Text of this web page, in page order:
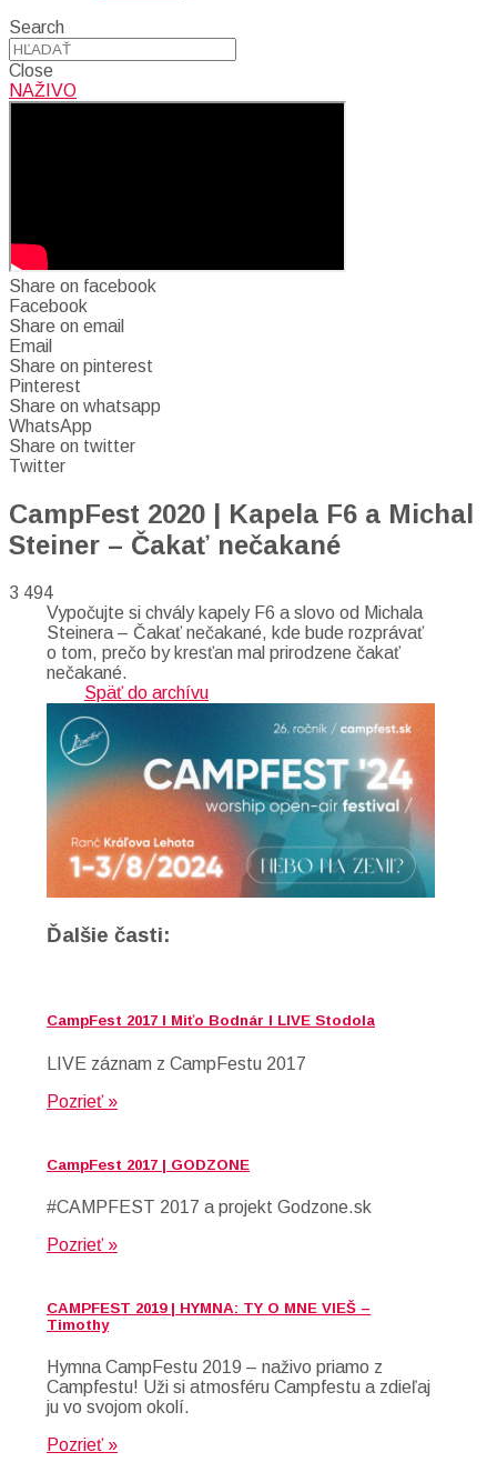
Search
Close
NAŽIVO
Share on facebook
Facebook
Share on email
Email
Share on pinterest
Pinterest
Share on whatsapp
WhatsApp
Share on twitter
Twitter
CampFest 2020 | Kapela F6 a Michal
Steiner – Čakať nečakané
3 494
Vypočujte si chvály kapely F6 a slovo od Michala
Steinera – Čakať nečakané, kde bude rozprávať
o tom, prečo by kresťan mal prirodzene čakať
nečakané.
Späť do archívu
Ďalšie časti:
CampFest 2017 I Miťo Bodnár I LIVE Stodola
LIVE záznam z CampFestu 2017
Pozrieť »
CampFest 2017 | GODZONE
#CAMPFEST 2017 a projekt Godzone.sk
Pozrieť »
CAMPFEST 2019 | HYMNA: TY O MNE VIEŠ –
Timothy
Hymna CampFestu 2019 – naživo priamo z
Campfestu! Uži si atmosféru Campfestu a zdieľaj
ju vo svojom okolí.
Pozrieť »